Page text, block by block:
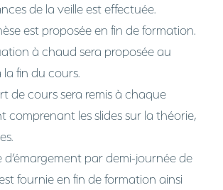
de la veille est effectuée.
est proposée en fin de formation.
à chaud sera proposée au
la fin du cours.
de cours sera remis à chaque
comprenant les slides sur la théorie,
d’émargement par demi-journée de
fournie en fin de formation ainsi